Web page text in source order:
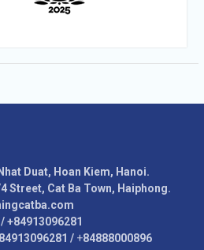
Duat, Hoan Kiem, Hanoi.
Street, Cat Ba Town, Haiphong.
+84913096281
/ +84888000896